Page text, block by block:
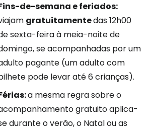
de-semana e feriados:
gratuitamentedas 12h00
sexta-feira à meia-noite de
se acompanhadas por um
pagante (um adulto com
pode levar até 6 crianças).
a mesma regra sobre o
gratuito aplica-
durante o verão, o Natal ou as